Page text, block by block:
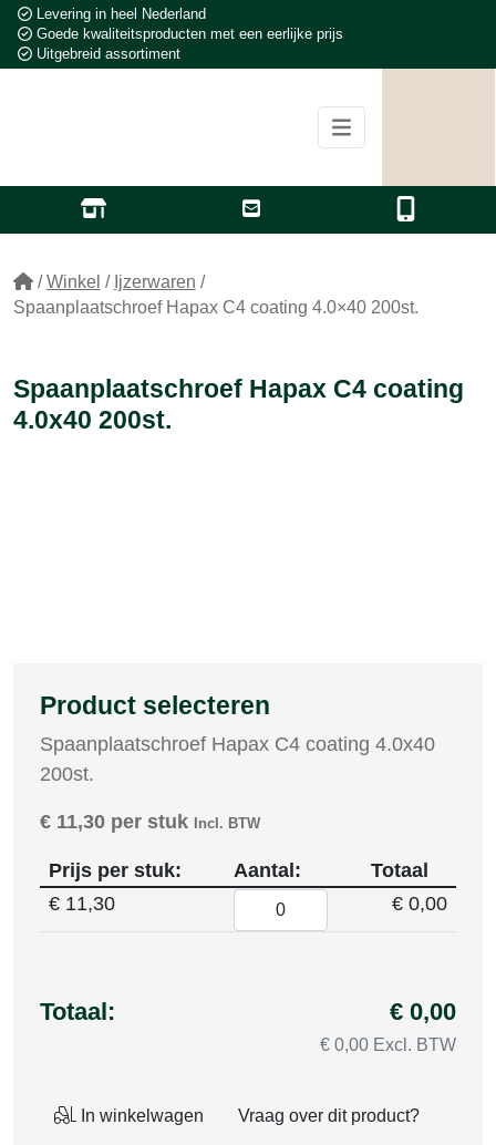
Levering in heel Nederland
Goede kwaliteitsproducten met een eerlijke prijs
Uitgebreid assortiment
/ Winkel / Ijzerwaren /
Spaanplaatschroef Hapax C4 coating 4.0×40 200st.
Spaanplaatschroef Hapax C4 coating
4.0x40 200st.
Product selecteren
Spaanplaatschroef Hapax C4 coating 4.0x40
200st.
€ 11,30 per stuk Incl. BTW
Prijs per stuk: Aantal:
Totaal
€ 11,30 € 0,00
Totaal: € 0,00
€ 0,00 Excl. BTW
In winkelwagen Vraag over dit product?